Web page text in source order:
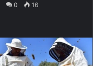
0 16